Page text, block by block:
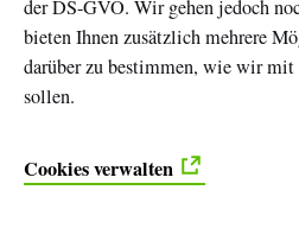
der DS-GVO. Wir gehen jedoch
bieten Ihnen zusätzlich mehrere
darüber zu bestimmen, wie wir mit
sollen.
Cookies verwalten